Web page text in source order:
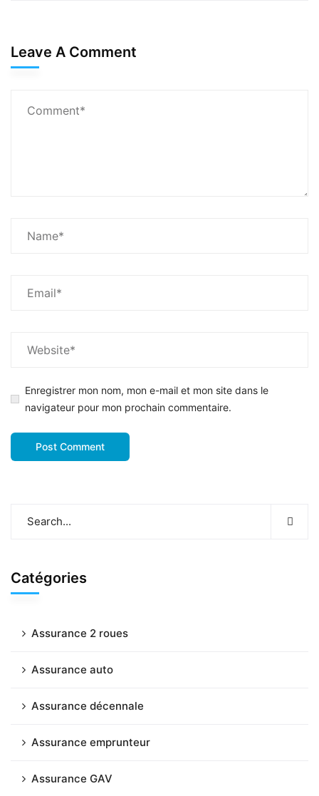
Leave A Comment
Enregistrer mon nom, mon e-mail et mon site dans le
navigateur pour mon prochain commentaire.
Catégories
Assurance 2 roues
Assurance auto
Assurance décennale
Assurance emprunteur
Assurance GAV